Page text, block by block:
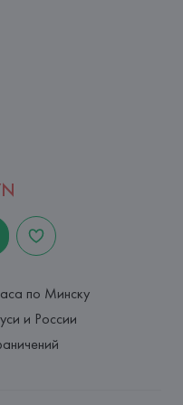
по Минску
и России